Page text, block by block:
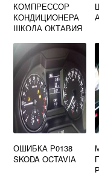
КОМПРЕССОР
КОНДИЦИОНЕРА
ШКОДА ОКТАВИЯ
ОШИБКА Р0138
SKODA OCTAVIA